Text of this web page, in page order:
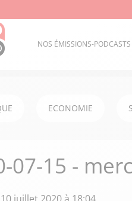
NOS ÉMISSIONS-PODCASTS
ECONOMIE
07-15 -